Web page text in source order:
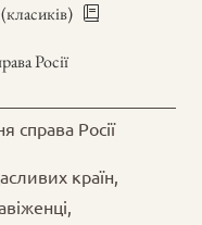
Росії
справа Росії
країн,